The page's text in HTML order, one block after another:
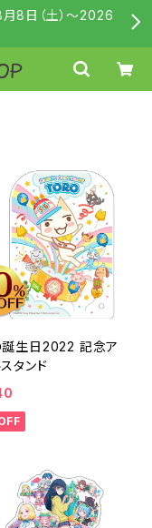
8日（土）～2026
誕生日2022 記念ア
タンド